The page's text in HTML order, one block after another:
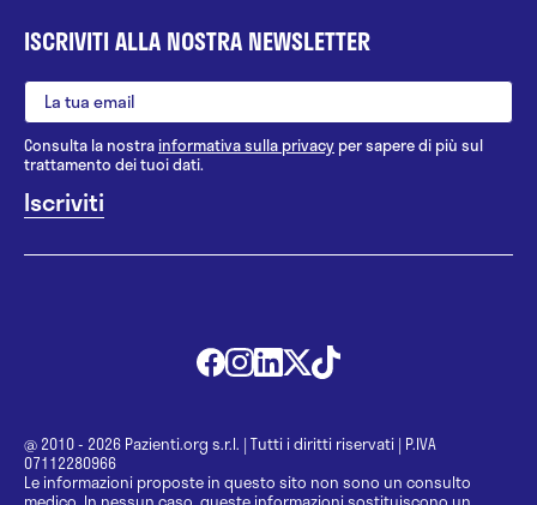
ISCRIVITI ALLA NOSTRA NEWSLETTER
Consulta la nostrainformativa sulla privacy per sapere di più sul
trattamento dei tuoi dati.
@ 2010 - 2026 Pazienti.org s.r.l. | Tutti i diritti riservati | P.IVA
07112280966
Le informazioni proposte in questo sito non sono un consulto